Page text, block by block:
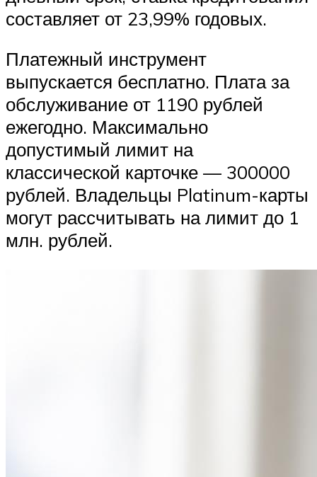
составляет от 23,99% годовых.
Платежный инструмент
выпускается бесплатно. Плата за
обслуживание от 1190 рублей
ежегодно. Максимально
допустимый лимит на
классической карточке — 300000
рублей. Владельцы Platinum-карты
могут рассчитывать на лимит до 1
млн. рублей.